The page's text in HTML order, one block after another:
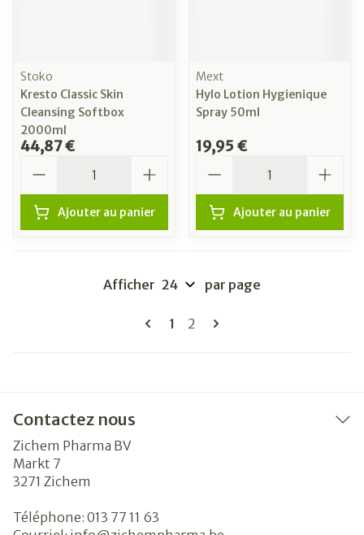
Stoko
Kresto Classic Skin
Cleansing Softbox
2000ml
44,87 €
Ajouter au panier
Mext
Hylo Lotion Hygienique
Spray 50ml
19,95 €
Ajouter au panier
Pages
Vous lisez actuellement la page
1 Page
2
Afficher par page
Contactez nous
Zichem Pharma BV
Markt 7
3271 Zichem
Téléphone: 013 77 11 63